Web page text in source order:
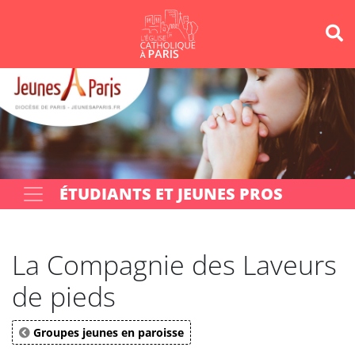
Votre recherche OK
ÉTUDIANTS ET JEUNES PROS
La Compagnie des Laveurs
de pieds
Groupes jeunes en paroisse
Panneau de gestion des cookies